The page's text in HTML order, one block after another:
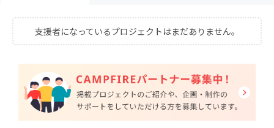
支援者になっているプロジェクトはまだありません。